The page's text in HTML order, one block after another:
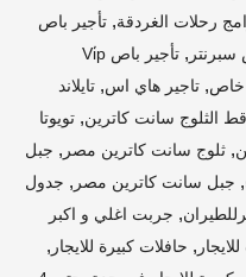
رحلات الغردقة, تأجير باص
,
تأجير باص Vi̇p
خاص, تاجير هاي اس, تايلاند
الثلوج سانت كاترين, تويوتا
, ثلوج سانت كاترين مصر , جبل
, جبل سانت كاترين مصر , جدول
, جربت اغلي و اكبر
, حافلات كبيرة للايجار ,